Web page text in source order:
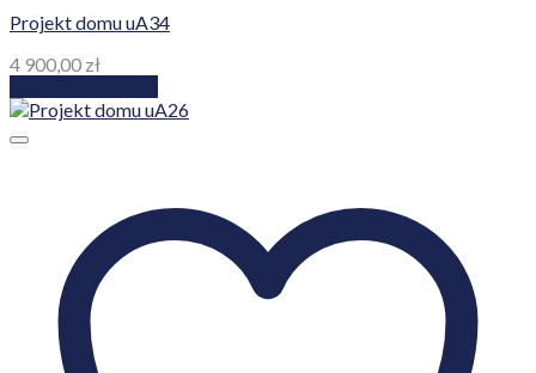
Projekt domu uA34
4 900,00 zł